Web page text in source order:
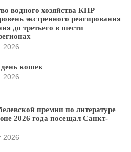
водного хозяйства КНР
экстренного реагирования
до третьего в шести
2026
кошек
2026
премии по литературе
2026 года посещал Санкт-
2026